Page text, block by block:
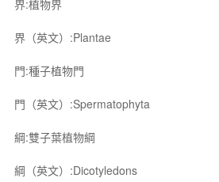
界:植物界
界（英文）:Plantae
門:種子植物門
門（英文）:Spermatophyta
綱:雙子葉植物綱
綱（英文）:Dicotyledons